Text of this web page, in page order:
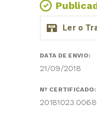
DATA DE ENVIO:
21/09/2018
Nº CERTIFICADO: